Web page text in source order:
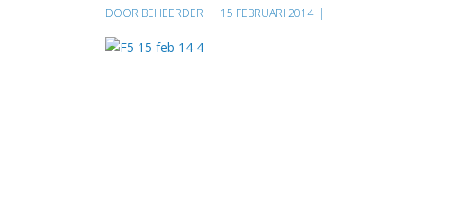
DOOR BEHEERDER | 15 FEBRUARI 2014 |